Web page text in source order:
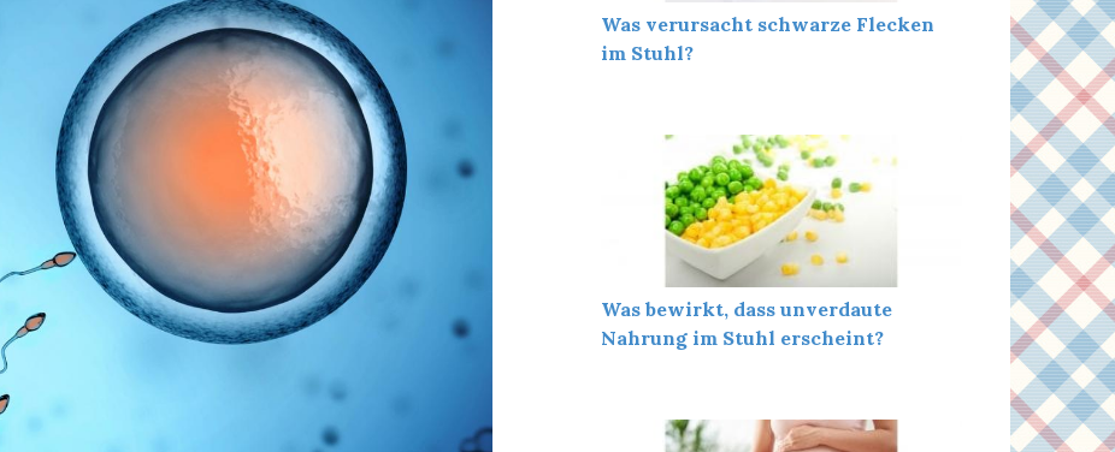
Was verursacht schwarze Flecken
im Stuhl?
Was bewirkt, dass unverdaute
Nahrung im Stuhl erscheint?